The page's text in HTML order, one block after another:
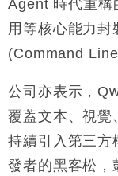
Agent 時代重構
用等核心能力
(Command
公司亦表示，
覆蓋文本、視覺
持續引入第三方
發者的黑客松，